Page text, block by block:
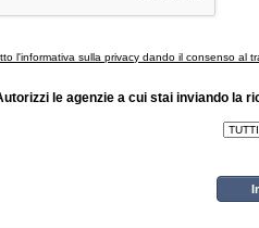
l'informativa sulla privacy dando il consenso al
le agenzie a cui stai inviando la